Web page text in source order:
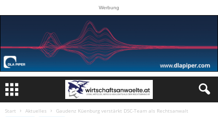
Werbung
Start Aktuelles Gaudenz Küenburg verstärkt DSC-Team als Rechtsanwalt